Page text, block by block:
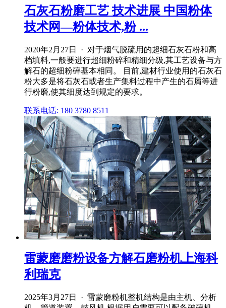
石灰石粉磨工艺 技术进展 中国粉体
技术网—粉体技术,粉 ...
2020年2月27日 · 对于烟气脱硫用的超细石灰石粉和高
档填料,一般要进行超细粉碎和精细分级,其工艺设备与方
解石的超细粉碎基本相同。 目前,建材行业使用的石灰石
粉大多是将石灰石或者生产集料过程中产生的石屑等进
行粉磨,使其细度达到规定的要求。
联系电话: 180 3780 8511
雷蒙磨磨粉设备方解石磨粉机上海科
利瑞克
2025年3月27日 · 雷蒙磨粉机整机结构是由主机、分析